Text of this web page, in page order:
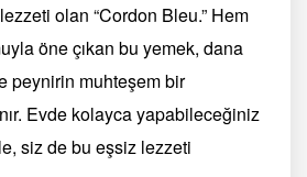
olan “Cordon Bleu.” Hem
öne çıkan bu yemek, dana
peynirin muhteşem bir
Evde kolayca yapabileceğiniz
siz de bu eşsiz lezzeti